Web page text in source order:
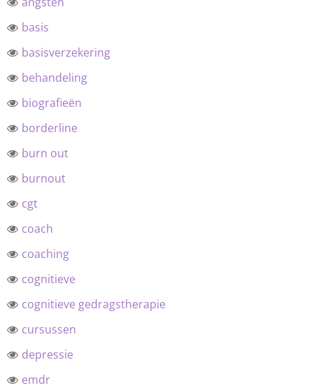
basis
basisverzekering
behandeling
biografieën
borderline
burn out
burnout
cgt
coach
coaching
cognitieve
cognitieve gedragstherapie
cursussen
depressie
emdr